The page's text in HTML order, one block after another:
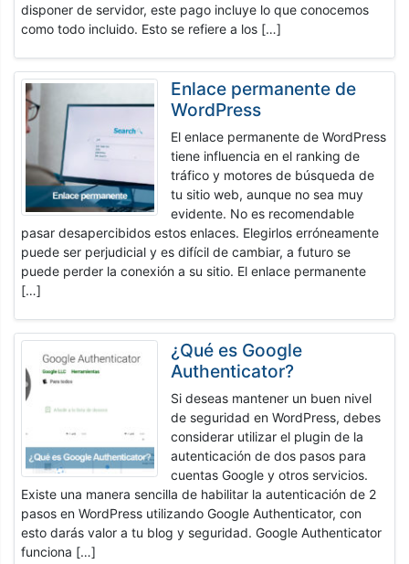
disponer de servidor, este pago incluye lo que conocemos
como todo incluido. Esto se refiere a los […]
Enlace permanente de
WordPress
El enlace permanente de WordPress
tiene influencia en el ranking de
tráfico y motores de búsqueda de
tu sitio web, aunque no sea muy
evidente. No es recomendable
pasar desapercibidos estos enlaces. Elegirlos erróneamente
puede ser perjudicial y es difícil de cambiar, a futuro se
puede perder la conexión a su sitio. El enlace permanente
[…]
¿Qué es Google
Authenticator?
Si deseas mantener un buen nivel
de seguridad en WordPress, debes
considerar utilizar el plugin de la
autenticación de dos pasos para
cuentas Google y otros servicios.
Existe una manera sencilla de habilitar la autenticación de 2
pasos en WordPress utilizando Google Authenticator, con
esto darás valor a tu blog y seguridad. Google Authenticator
funciona […]